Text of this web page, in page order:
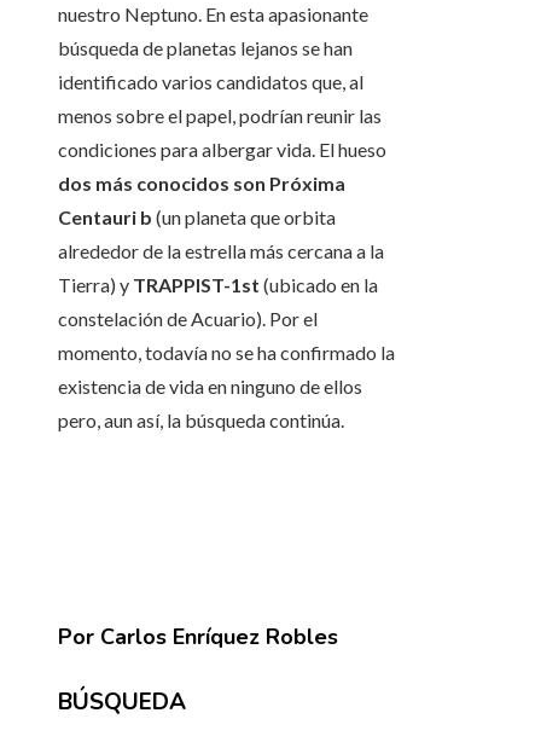
nuestro Neptuno. En esta apasionante
búsqueda de planetas lejanos se han
identificado varios candidatos que, al
menos sobre el papel, podrían reunir las
condiciones para albergar vida. El hueso
dos más conocidos son Próxima
Centauri b (un planeta que orbita
alrededor de la estrella más cercana a la
Tierra) y TRAPPIST-1st (ubicado en la
constelación de Acuario). Por el
momento, todavía no se ha confirmado la
existencia de vida en ninguno de ellos
pero, aun así, la búsqueda continúa.
Por Carlos Enríquez Robles
BÚSQUEDA